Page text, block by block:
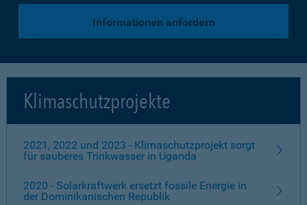
Informationen anfordern
Klimaschutzprojekte
2021, 2022 und 2023 - Klimaschutzprojekt sorgt
für sauberes Trinkwasser in Uganda
2020 - Solarkraftwerk ersetzt fossile Energie in
der Dominikanischen Republik